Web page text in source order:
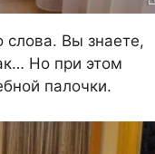
слова. Вы знаете,
Но при этом
палочки.